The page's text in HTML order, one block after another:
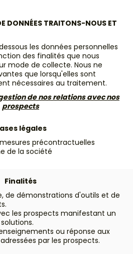
DONNÉES TRAITONS-NOUS ET
les données personnelles
des finalités que nous
mode de collecte. Nous ne
que lorsqu'elles sont
nécessaires au traitement.
de nos relations avec nos
prospects
légales
précontractuelles
de la société
Finalités
de démonstrations d'outils et de
les prospects manifestant un
ou réponse aux
par les prospects.